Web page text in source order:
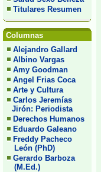
Titulares Resumen
Columnas
Alejandro Gallard
Albino Vargas
Amy Goodman
Angel Frias Coca
Arte y Cultura
Carlos Jeremías
Jirón: Periodista
Derechos Humanos
Eduardo Galeano
Freddy Pacheco
León (PhD)
Gerardo Barboza
(M.Ed.)